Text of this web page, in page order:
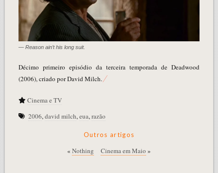
— Reason ain’t his long suit.
Décimo primeiro episódio da terceira temporada de Deadwood
(2006), criado por David Milch.
Cinema e TV
2006,david milch,eua,razão
Outros artigos
« Nothing Cinema em Maio »